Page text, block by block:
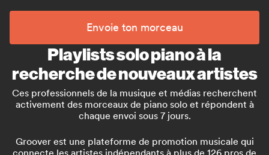
Envoie ton morceau
Playlists solo piano à la
recherche de nouveaux artistes
Ces professionnels de la musique et médias recherchent
activement des morceaux de piano solo et répondent à
chaque envoi sous 7 jours.
Groover est une plateforme de promotion musicale qui